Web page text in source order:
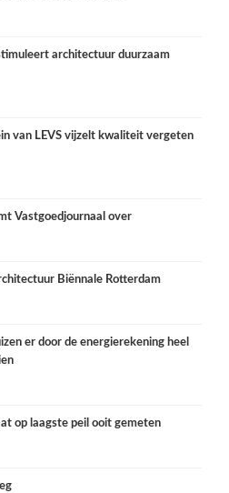
architectuur duurzaam
van LEVS vijzelt kwaliteit vergeten
Vastgoedjournaal over
Biënnale Rotterdam
er door de energierekening heel
op laagste peil ooit gemeten